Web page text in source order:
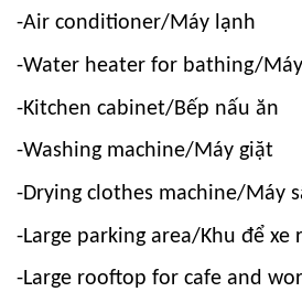
-Air conditioner/Máy lạnh
-Water heater for bathing/
-Kitchen cabinet/Bếp nấu ăn
-Washing machine/Máy giặt
-Drying clothes machine/Máy
-Large parking area/Khu để xe
-Large rooftop for cafe and